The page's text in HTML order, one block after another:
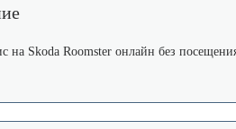
на Skoda Roomster онлайн без